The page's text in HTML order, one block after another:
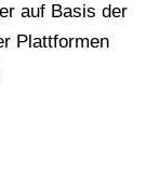
auf Basis der
Plattformen